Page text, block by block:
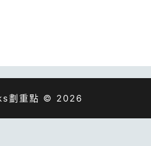
劃重點 © 2026